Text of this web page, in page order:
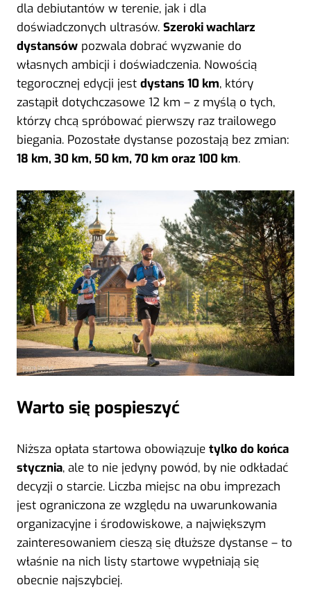
dla debiutantów w terenie, jak i dla
doświadczonych ultrasów. Szeroki wachlarz
dystansów pozwala dobrać wyzwanie do
własnych ambicji i doświadczenia. Nowością
tegorocznej edycji jest dystans 10 km, który
zastąpił dotychczasowe 12 km – z myślą o tych,
którzy chcą spróbować pierwszy raz trailowego
biegania. Pozostałe dystanse pozostają bez zmian:
18 km, 30 km, 50 km, 70 km oraz 100 km.
Warto się pospieszyć
Niższa opłata startowa obowiązuje tylko do końca
stycznia, ale to nie jedyny powód, by nie odkładać
decyzji o starcie. Liczba miejsc na obu imprezach
jest ograniczona ze względu na uwarunkowania
organizacyjne i środowiskowe, a największym
zainteresowaniem cieszą się dłuższe dystanse – to
właśnie na nich listy startowe wypełniają się
obecnie najszybciej.